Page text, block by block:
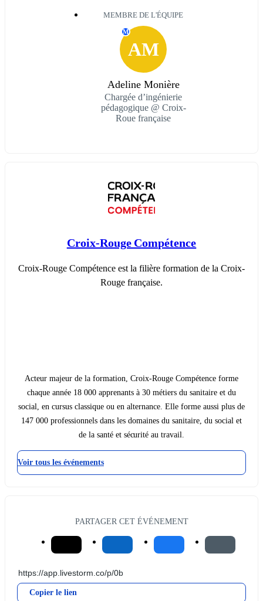
MEMBRE DE L'ÉQUIPE
AM
M
Adeline Monière
Chargée d’ingénierie
pédagogique @ Croix-
Roue française
Croix-Rouge Compétence
Croix-Rouge Compétence est la filière formation de la Croix-
Rouge française.
Acteur majeur de la formation, Croix-Rouge Compétence forme
chaque année 18 000 apprenants à 30 métiers du sanitaire et du
social, en cursus classique ou en alternance. Elle forme aussi plus de
147 000 professionnels dans les domaines du sanitaire, du social et
de la santé et sécurité au travail.
Voir tous les événements
PARTAGER CET ÉVÉNEMENT
Copier le lien